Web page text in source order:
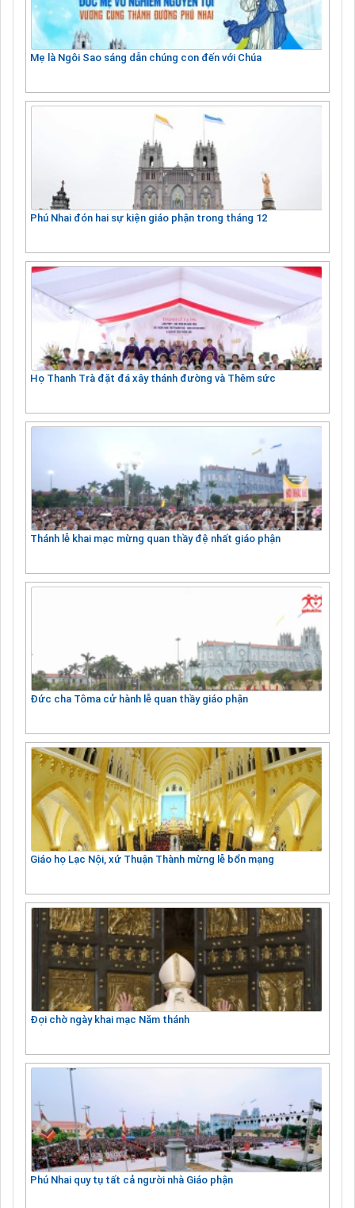
Mẹ là Ngôi Sao sáng dẫn chúng con đến với Chúa
Phú Nhai đón hai sự kiện giáo phận trong tháng 12
Họ Thanh Trà đặt đá xây thánh đường và Thêm sức
Thánh lễ khai mạc mừng quan thầy đệ nhất giáo phận
Đức cha Tôma cử hành lễ quan thầy giáo phận
Giáo họ Lạc Nội, xứ Thuận Thành mừng lễ bổn mạng
Đợi chờ ngày khai mạc Năm thánh
Phú Nhai quy tụ tất cả người nhà Giáo phận